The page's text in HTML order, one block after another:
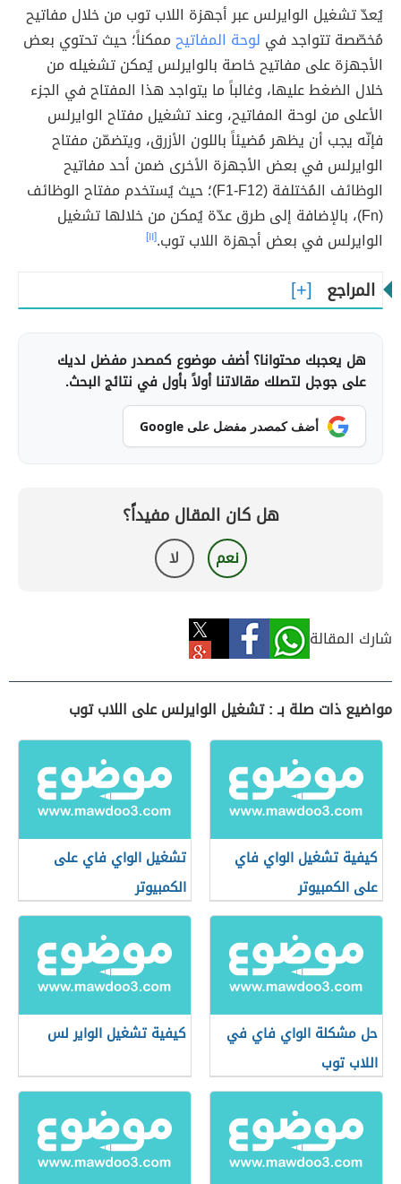
يُعدّ تشغيل الوايرلس عبر أجهزة اللاب توب من خلال مفاتيح
مُخصّصة تتواجد في لوحة المفاتيحممكناً؛ حيث تحتوي بعض
الأجهزة على مفاتيح خاصة بالوايرلس يُمكن تشغيله من
خلال الضغط عليها، وغالباً ما يتواجد هذا المفتاح في الجزء
الأعلى من لوحة المفاتيح، وعند تشغيل مفتاح الوايرلس
فإنّه يجب أن يظهر مُضيئاً باللون الأزرق، ويتضمّن مفتاح
الوايرلس في بعض الأجهزة الأخرى ضمن أحد مفاتيح
الوظائف المُختلفة (F1-F12)؛ حيث يُستخدم مفتاح الوظائف
(Fn)، بالإضافة إلى طرق عدّة يُمكن من خلالها تشغيل
الوايرلس في بعض أجهزة اللاب توب.[١١]
المراجع
هل يعجبك محتوانا؟ أضف موضوع كمصدر مفضل لديك
على جوجل لتصلك مقالاتنا أولاً بأول في نتائج البحث.
أضف كمصدر مفضل على Google
هل كان المقال مفيداً؟
نعم لا
شارك المقالة
مواضيع ذات صلة بـ : تشغيل الوايرلس على اللاب توب
كيفية تشغيل الواي فاي
على الكمبيوتر
تشغيل الواي فاي على
الكمبيوتر
حل مشكلة الواي فاي في
اللاب توب
كيفية تشغيل الواير لس